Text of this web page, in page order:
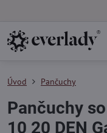
Úvod Pančuchy
Pančuchy
10 20 DEN